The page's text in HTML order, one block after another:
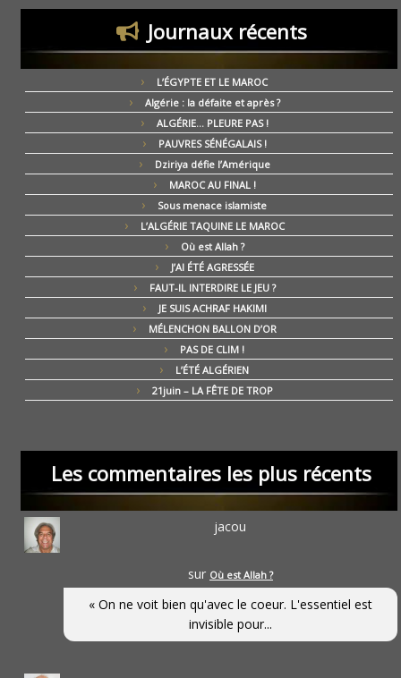
Journaux récents
L’ÉGYPTE ET LE MAROC
Algérie : la défaite et après ?
ALGÉRIE… PLEURE PAS !
PAUVRES SÉNÉGALAIS !
Dziriya défie l’Amérique
MAROC AU FINAL !
Sous menace islamiste
L’ALGÉRIE TAQUINE LE MAROC
Où est Allah ?
J’AI ÉTÉ AGRESSÉE
FAUT-IL INTERDIRE LE JEU ?
JE SUIS ACHRAF HAKIMI
MÉLENCHON BALLON D’OR
PAS DE CLIM !
L’ÉTÉ ALGÉRIEN
21juin – LA FÊTE DE TROP
Les commentaires les plus récents
jacou
sur Où est Allah ?
« On ne voit bien qu'avec le coeur. L'essentiel est
invisible pour...